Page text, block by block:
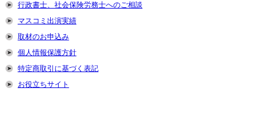
行政書士、社会保険労務士へのご相談
マスコミ出演実績
取材のお申込み
個人情報保護方針
特定商取引に基づく表記
お役立ちサイト